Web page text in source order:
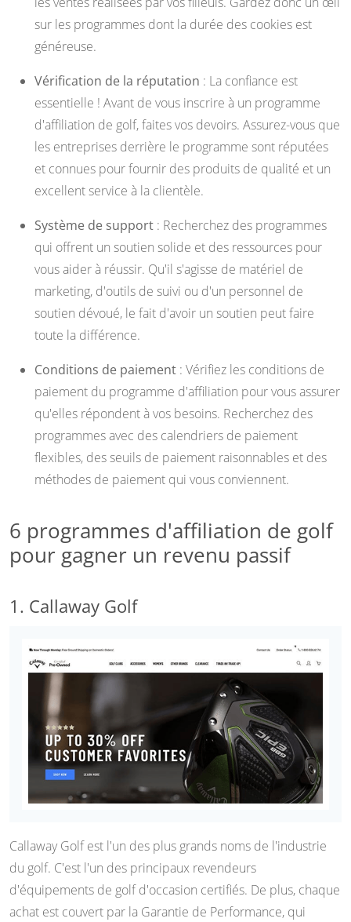
sur les programmes dont la durée des cookies est
généreuse.
Vérification de la réputation : La confiance est
essentielle ! Avant de vous inscrire à un programme
d'affiliation de golf, faites vos devoirs. Assurez-vous que
les entreprises derrière le programme sont réputées
et connues pour fournir des produits de qualité et un
excellent service à la clientèle.
Système de support : Recherchez des programmes
qui offrent un soutien solide et des ressources pour
vous aider à réussir. Qu'il s'agisse de matériel de
marketing, d'outils de suivi ou d'un personnel de
soutien dévoué, le fait d'avoir un soutien peut faire
toute la différence.
Conditions de paiement : Vérifiez les conditions de
paiement du programme d'affiliation pour vous assurer
qu'elles répondent à vos besoins. Recherchez des
programmes avec des calendriers de paiement
flexibles, des seuils de paiement raisonnables et des
méthodes de paiement qui vous conviennent.
6 programmes d'affiliation de golf
pour gagner un revenu passif
1. Callaway Golf
Callaway Golf est l'un des plus grands noms de l'industrie
du golf. C'est l'un des principaux revendeurs
d'équipements de golf d'occasion certifiés. De plus, chaque
achat est couvert par la Garantie de Performance, qui